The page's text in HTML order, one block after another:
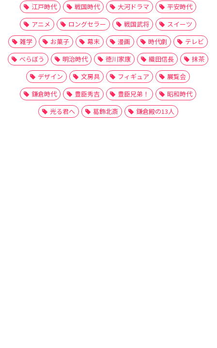
江戸時代 戦国時代 大河ドラマ
平安時代
アニメ
ロングセラー 戦国武将
スイーツ
雑学
お菓子 幕末 漫画 時代劇
テレビ
べらぼう
明治時代 徳川家康 織田信長
抹茶
デザイン
文房具 フィギュア
展覧会
鎌倉時代
豊臣秀吉 豊臣兄弟！
昭和時代
光る君へ
葛飾北斎 鎌倉殿の13人